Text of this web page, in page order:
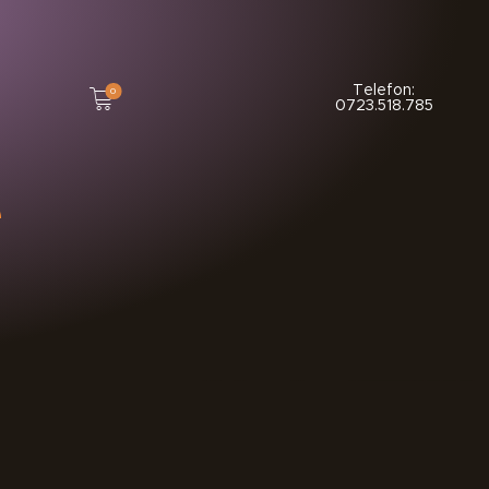
0 Telefon:
0723.518.785